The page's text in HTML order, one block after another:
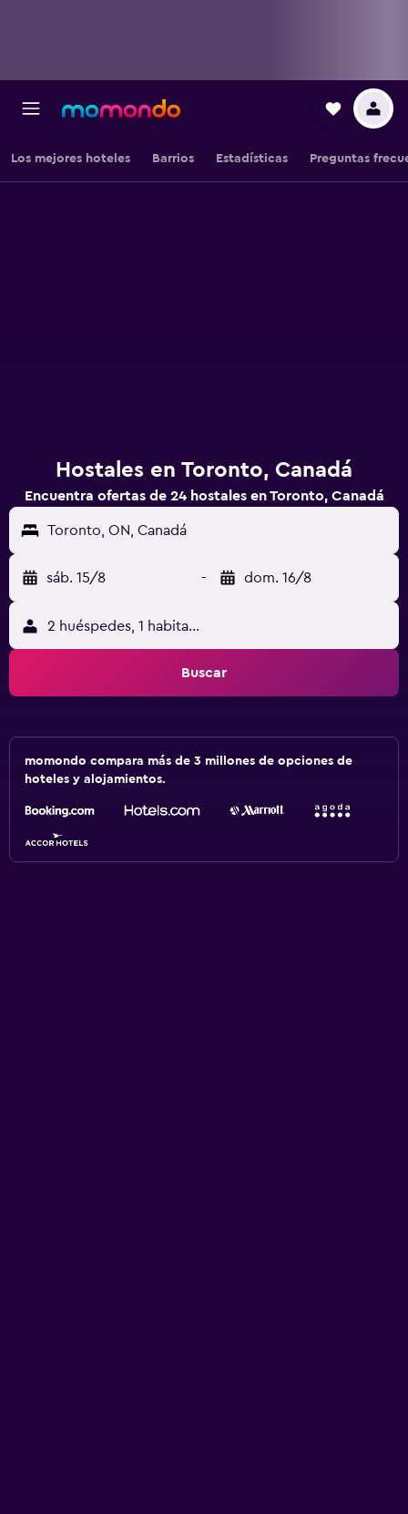
Los mejores hoteles Barrios Estadísticas Preguntas
Hostales en Toronto, Canadá
Encuentra ofertas de 24 hostales en Toronto, Canadá
Toronto, ON, Canadá
sáb. 15/8 - dom. 16/8
2 huéspedes, 1 habitación
Buscar
momondo compara más de 3 millones de opciones de
hoteles y alojamientos.